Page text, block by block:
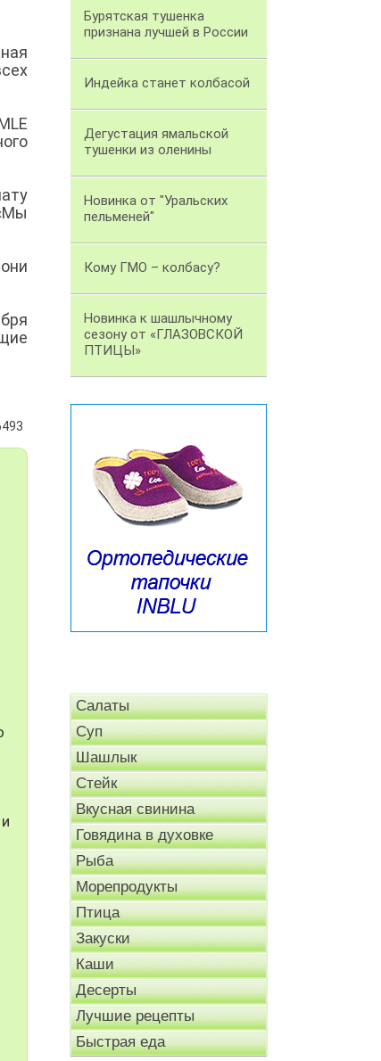
Бурятская тушенка
признана лучшей в России
Индейка станет колбасой
Дегустация ямальской
тушенки из оленины
Новинка от "Уральских
пельменей"
Кому ГМО – колбасу?
Новинка к шашлычному
сезону от «ГЛАЗОВСКОЙ
ПТИЦЫ»
Салаты
Суп
Шашлык
Стейк
Вкусная свинина
Говядина в духовке
Рыба
Морепродукты
Птица
Закуски
Каши
Десерты
Лучшие рецепты
Быстрая еда